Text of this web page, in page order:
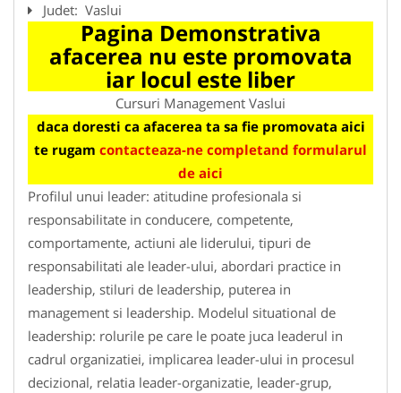
Judet: Vaslui
Pagina Demonstrativa
afacerea nu este promovata
iar locul este liber
Cursuri Management Vaslui
daca doresti ca afacerea ta sa fie promovata aici
te rugam contacteaza-ne completand formularul
de aici
Profilul unui leader: atitudine profesionala si
responsabilitate in conducere, competente,
comportamente, actiuni ale liderului, tipuri de
responsabilitati ale leader-ului, abordari practice in
leadership, stiluri de leadership, puterea in
management si leadership. Modelul situational de
leadership: rolurile pe care le poate juca leaderul in
cadrul organizatiei, implicarea leader-ului in procesul
decizional, relatia leader-organizatie, leader-grup,